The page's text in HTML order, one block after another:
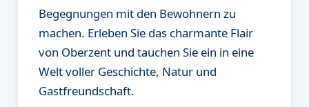
Begegnungen mit den Bewohnern zu
machen. Erleben Sie das charmante Flair
von Oberzent und tauchen Sie ein in eine
Welt voller Geschichte, Natur und
Gastfreundschaft.